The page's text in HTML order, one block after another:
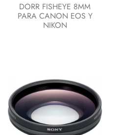
DORR FISHEYE 8MM
PARA CANON EOS Y
NIKON